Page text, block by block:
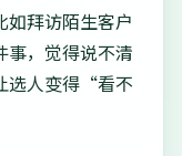
如拜访陌生客户
事，觉得说不清
选人变得“看不